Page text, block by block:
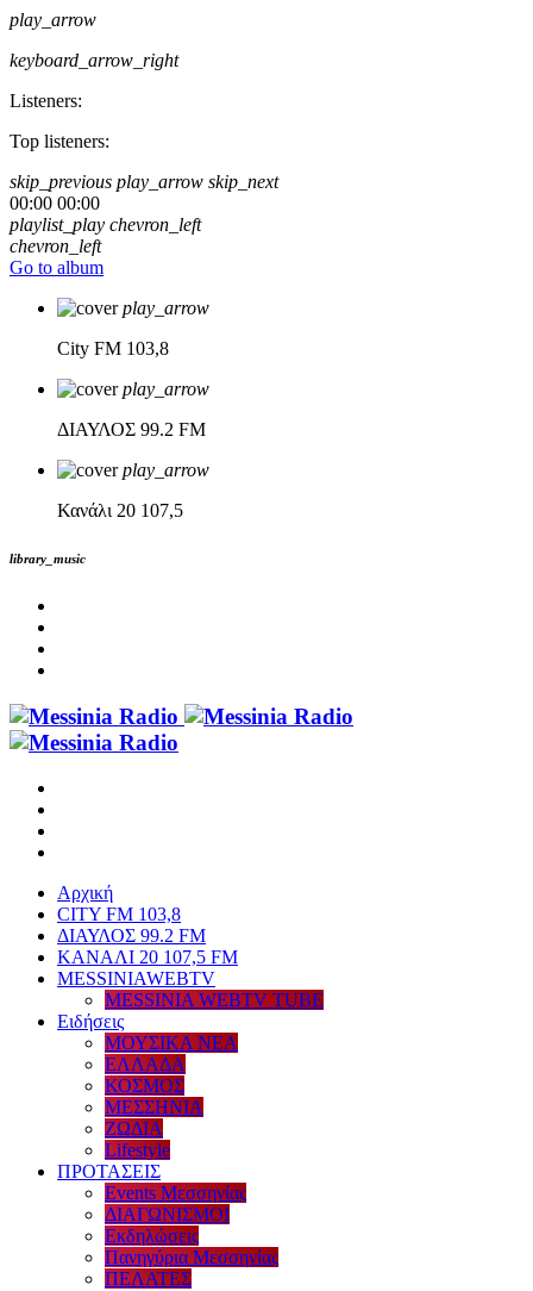
play_arrow
keyboard_arrow_right
Listeners:
Top listeners:
skip_previous play_arrow skip_next
00:00 00:00
playlist_play chevron_left
chevron_left
Go to album
play_arrow
City FM 103,8
play_arrow
ΔΙΑΥΛΟΣ 99.2 FM
play_arrow
Κανάλι 20 107,5
library_music
Αρχική
CITY FM 103,8
ΔΙΑΥΛΟΣ 99.2 FM
ΚΑΝΑΛΙ 20 107,5 FM
MESSINIAWEBTV
MESSINIA WEBTV TUBE
Eιδήσεις
ΜΟΥΣΙΚΑ ΝΕΑ
ΕΛΛΑΔΑ
ΚΟΣΜΟΣ
ΜΕΣΣΗΝΙΑ
ΖΩΔΙΑ
Lifestyle
ΠΡΟΤΑΣΕΙΣ
Events Μεσσηνίας
ΔΙΑΓΩΝΙΣΜΟΙ
Εκδηλώσεις
Πανηγύρια Μεσσηνίας
ΠΕΛΑΤΕΣ